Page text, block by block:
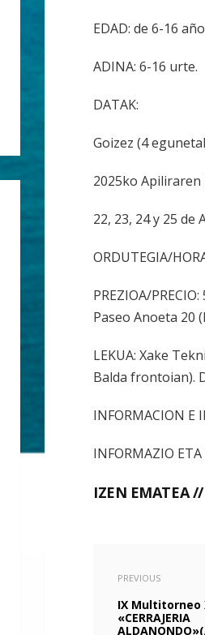
EDAD: de 6-16
ADINA: 6-16 urte.
DATAK:
Goizez (4
2025ko Apiliraren
22, 23, 24 y 25 de
ORDUTEGIA/
PREZIOA/
Paseo Anoeta 20
LEKUA: Xake
Balda frontoian).
INFORMACION E
INFORMAZIO
IZEN EMATEA
PREVIOUS
IX Multitorneo
«CERRAJERIA